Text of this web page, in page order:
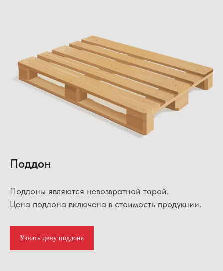
Поддон
Поддоны являются невозвратной тарой.
Цена поддона включена в стоимость продукции.
Узнать цену поддона